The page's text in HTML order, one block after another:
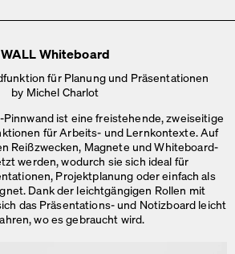
WALL Whiteboard
für Planung und Präsentationen
by Michel Charlot
ist eine freistehende, zweiseitige
für Arbeits- und Lernkontexte. Auf
Reißzwecken, Magnete und Whiteboard-
werden, wodurch sie sich ideal für
Projektplanung oder einfach als
Dank der leichtgängigen Rollen mit
das Präsentations- und Notizboard leicht
wo es gebraucht wird.